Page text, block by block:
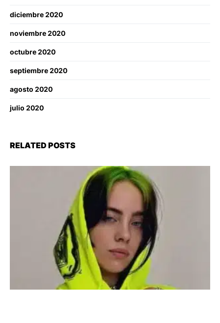
diciembre 2020
noviembre 2020
octubre 2020
septiembre 2020
agosto 2020
julio 2020
RELATED POSTS